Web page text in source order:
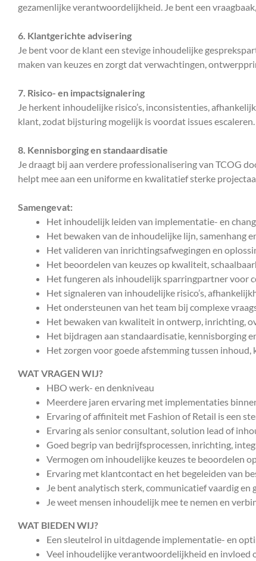
gezamenlijke verantwoordelijkheid. Je bent een
6. Klantgerichte advisering
Je bent voor de klant een stevige inhoudelijke
maken van keuzes en zorgt dat verwachtingen,
7. Risico- en impactsignalering
Je herkent inhoudelijke risico’s, inconsistenties,
klant, zodat bijsturing mogelijk is voordat issues escaleren.
8. Kennisborging en standaardisatie
Je draagt bij aan verdere professionalisering van TCOG
helpt mee aan een uniforme en kwalitatief sterke
Samengevat:
Het inhoudelijk leiden van implementatie- en
Het bewaken van de inhoudelijke lijn, samenhang
Het valideren van inrichtingsafwegingen en
Het beoordelen van keuzes op kwaliteit,
Het fungeren als inhoudelijk sparringpartner voor
Het signaleren van inhoudelijke risico’s,
Het ondersteunen van het team bij complexe
Het bewaken van kwaliteit in ontwerp, inrichting,
Het bijdragen aan standaardisatie, kennisborging
Het zorgen voor goede afstemming tussen
WAT VRAGEN WIJ?
HBO werk- en denkniveau
Meerdere jaren ervaring met implementaties
Ervaring of affiniteit met Fashion of Retail is een
Ervaring als senior consultant, solution lead of
Goed begrip van bedrijfsprocessen, inrichting,
Vermogen om inhoudelijke keuzes te beoordelen
Ervaring met klantcontact en het begeleiden van
Je bent analytisch sterk, communicatief vaardig
Je weet mensen inhoudelijk mee te nemen en
WAT BIEDEN WIJ?
Een sleutelrol in uitdagende implementatie- en
Veel inhoudelijke verantwoordelijkheid en invloed